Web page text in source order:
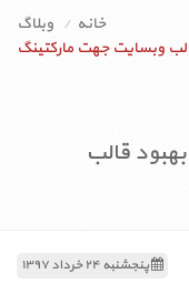
خانه
وبلاگ
بهبود قالب
پنجشنبه ۲۴ خرداد ۱۳۹۷